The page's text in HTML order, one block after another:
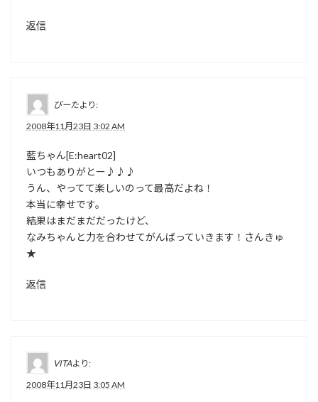
返信
びーたより:
2008年11月23日 3:02 AM
藍ちゃん[E:heart02]
いつもありがとー♪♪♪
うん、やってて楽しいのって最高だよね！
本当に幸せです。
結果はまだまだだったけど、
なみちゃんと力を合わせてがんばっていきます！さんきゅ
★
返信
VITAより:
2008年11月23日 3:05 AM